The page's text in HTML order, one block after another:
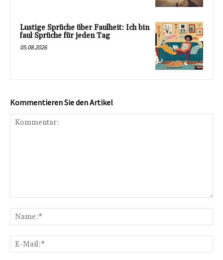
Lustige Sprüche über Faulheit: Ich bin
faul Sprüche für jeden Tag
05.08.2026
Kommentieren Sie den Artikel